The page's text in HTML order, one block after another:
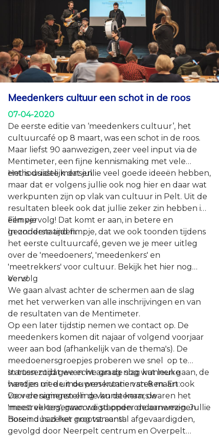
jongeren in gesprek zal gaan.
via participatie@gemeentepelt.be.
Meedenkers cultuur een schot in de roos
07-04-2020
De eerste editie van ‘meedenkers cultuur’, het
cultuurcafé op 8 maart, was een schot in de roos.
Maar liefst 90 aanwezigen, zeer veel input via de
Mentimeter, een fijne kennismaking met vele
enthousiaste mensen.
Het is duidelijk dat jullie veel goede ideeën hebben,
maar dat er volgens jullie ook nog hier en daar wat
werkpunten zijn op vlak van cultuur in Pelt. Uit de
resultaten bleek ook dat jullie zeker zin hebben in
een vervolg! Dat komt er aan, in betere en
gezondere tijden.
Filmpje
In onderstaand fimpje, dat we ook toonden tijdens
het eerste cultuurcafé, geven we je meer uitleg
over de 'meedoeners', 'meedenkers' en
'meetrekkers' voor cultuur. Bekijk het hier nog
eens!
Vervolg
We gaan alvast achter de schermen aan de slag
met het verwerken van alle inschrijvingen en van
de resultaten van de Mentimeter.
Op een later tijdstip nemen we contact op. De
meedenkers komen dit najaar of volgend voorjaar
weer aan bod (afhankelijk van de thema's). De
meedoenersgroepjes proberen we snel op te
starten zodat we echt aan de slag kunnen gaan, de
handen uit de mouwen kunnen steken. En ook
voor de samenstelling van de kern, de
'meetrekkers', gaan we stappen ondernemen. Jullie
horen dus zeker nog van ons!
In tussentijd geven we graag nog wat leuke
weetjes mee uit de presentatie van 8 maart:
De verenigingen en de kunstenaars waren het
meest vertegenwoordigd onder de aanwezigen
Boseind had het grootst aantal afgevaardigden,
gevolgd door Neerpelt centrum en Overpelt